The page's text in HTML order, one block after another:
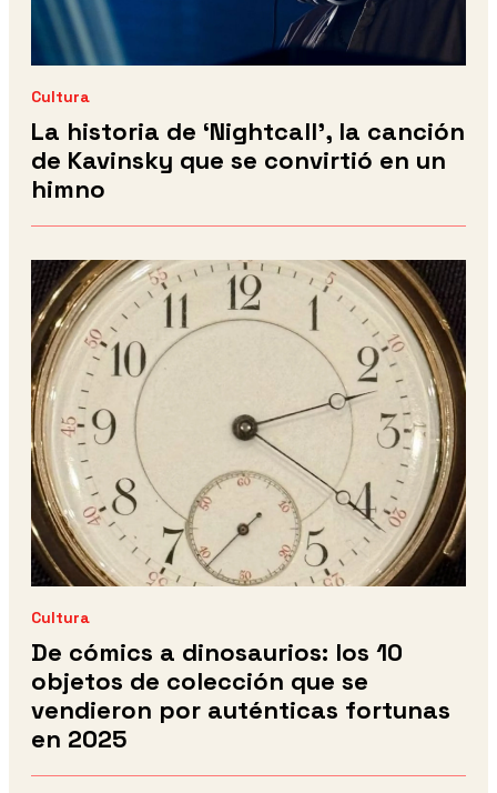
Cultura
La historia de ‘Nightcall’, la canción
de Kavinsky que se convirtió en un
himno
Cultura
De cómics a dinosaurios: los 10
objetos de colección que se
vendieron por auténticas fortunas
en 2025